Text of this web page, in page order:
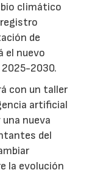
climático
de
el nuevo
2025-2030.
con un taller
artificial
nueva
del
la evolución